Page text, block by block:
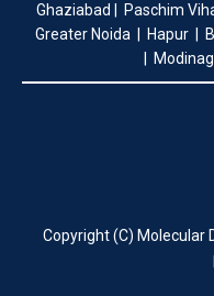
Ghaziabad | Paschim
Greater Noida | Hapur |
|
Copyright (C) Molecular